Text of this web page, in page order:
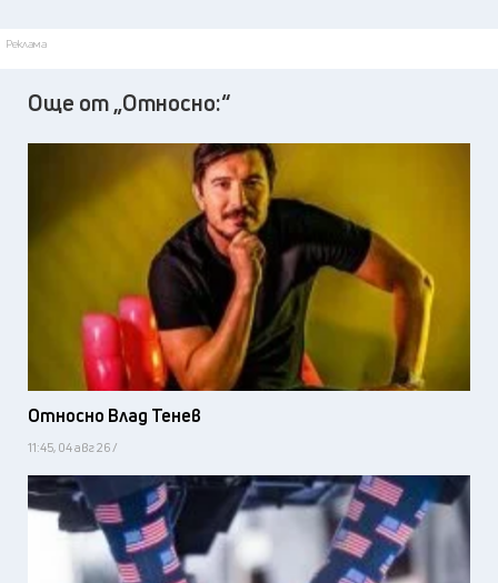
Реклама
Още от „Относно:“
Относно Влад Тенев
11:45, 04 авг 26 /